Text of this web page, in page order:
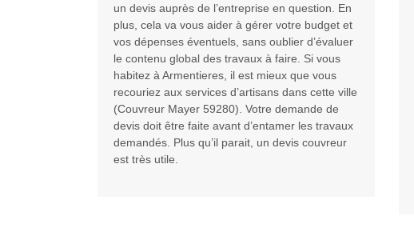
un devis auprès de l’entreprise en question. En
plus, cela va vous aider à gérer votre budget et
vos dépenses éventuels, sans oublier d’évaluer
le contenu global des travaux à faire. Si vous
habitez à Armentieres, il est mieux que vous
recouriez aux services d’artisans dans cette ville
(Couvreur Mayer 59280). Votre demande de
devis doit être faite avant d’entamer les travaux
demandés. Plus qu’il parait, un devis couvreur
est très utile.